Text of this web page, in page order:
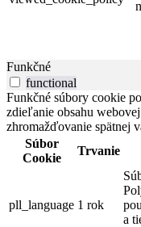
Funkčné
functional
Funkčné súbory cookie
zdieľanie obsahu
zhromažďovanie spätnej
Súbor
Cookie
Trvanie
pll_language 1 rok
a